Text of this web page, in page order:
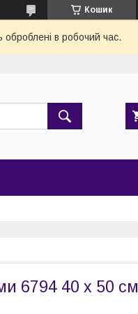
Кошик
оброблені в робочий час.
6794 40 х 50 см